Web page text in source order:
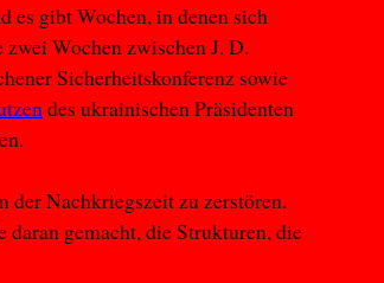
es gibt Wochen, in denen sich
Wochen zwischen J. D.
Sicherheitskonferenz sowie
des ukrainischen Präsidenten
der Nachkriegszeit zu zerstören.
gemacht, die Strukturen, die